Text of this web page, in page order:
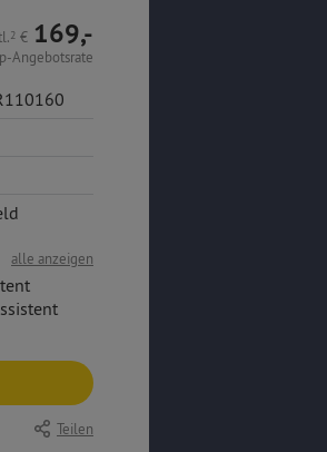
2 € 169,-
Angebotsrate
alle anzeigen
Teilen